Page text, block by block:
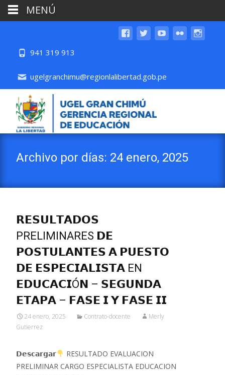
941 319 913
ugelgranchimu@regionlalibertad.gob.pe
Archivo por días: 24 enero, 2025
𝗥𝗘𝗦𝗨𝗟𝗧𝗔𝗗𝗢𝗦
PRELIMINARES 𝗗𝗘
𝗣𝗢𝗦𝗧𝗨𝗟𝗔𝗡𝗧𝗘𝗦 𝗔 𝗣𝗨𝗘𝗦𝗧𝗢
𝗗𝗘 𝗘𝗦𝗣𝗘𝗖𝗜𝗔𝗟𝗜𝗦𝗧𝗔 EN
𝗘𝗗𝗨𝗖𝗔𝗖𝗜Ó𝗡 – 𝗦𝗘𝗚𝗨𝗡𝗗𝗔
𝗘𝗧𝗔𝗣𝗔 – 𝗙𝗔𝗦𝗘 𝗜 𝗬 𝗙𝗔𝗦𝗘 𝗜𝗜
24 enero, 2025 Contrato-docente
Merly
Gutierrez
𝗗𝗲𝘀𝗰𝗮𝗿𝗴𝗮𝗿
RESULTADO EVALUACION
PRELIMINAR CARGO ESPECIALISTA EDUCACION
MENÚ